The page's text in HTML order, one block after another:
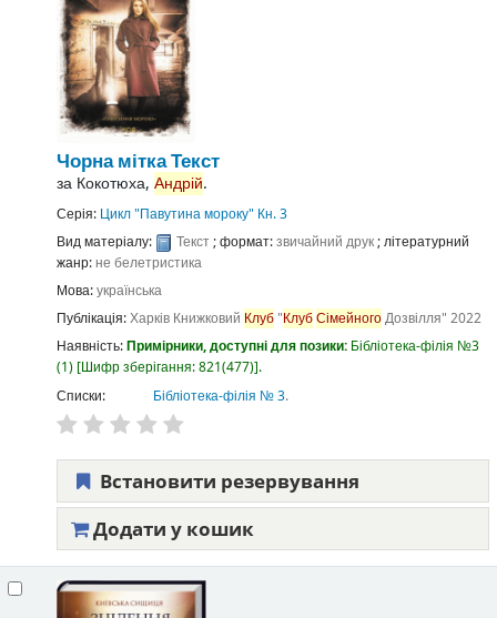
Чорна міткаТекст
за Кокотюха, Андрій.
Серія: Цикл "Павутина мороку" Кн. 3
Вид матеріалу:
Текст; формат:звичайний друк; літературний
жанр:не белетристика
Мова:українська
Публікація:Харків Книжковий Клуб"КлубСімейногоДозвілля" 2022
Наявність:Примірники, доступні для позики: Бібліотека-філія №3
(1) Шифр зберігання:821(477) .
Списки:
Бібліотека-філія № 3.
Встановити резервування
Додати у кошик